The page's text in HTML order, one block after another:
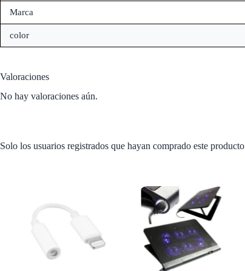
Marca
color
Valoraciones
No hay valoraciones aún.
Solo los usuarios registrados que hayan comprado este